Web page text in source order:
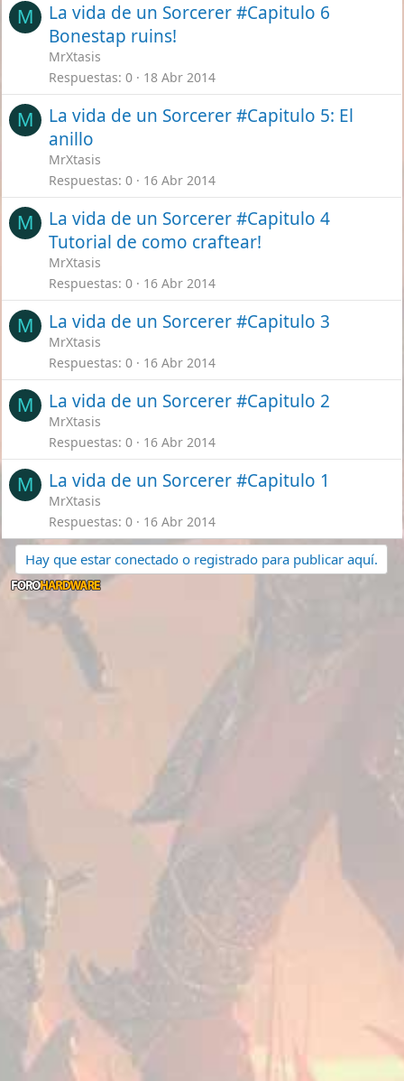
M
La vida de un Sorcerer #Capitulo 6
Bonestap ruins!
MrXtasis
Respuestas 0 18 Abr 2014
M
La vida de un Sorcerer #Capitulo 5: El
anillo
MrXtasis
Respuestas 0 16 Abr 2014
M
La vida de un Sorcerer #Capitulo 4
Tutorial de como craftear!
MrXtasis
Respuestas 0 16 Abr 2014
M La vida de un Sorcerer #Capitulo 3
MrXtasis
Respuestas 0 16 Abr 2014
M La vida de un Sorcerer #Capitulo 2
MrXtasis
Respuestas 0 16 Abr 2014
M La vida de un Sorcerer #Capitulo 1
MrXtasis
Respuestas 0 16 Abr 2014
Hay que estar conectado o registrado para publicar aquí.